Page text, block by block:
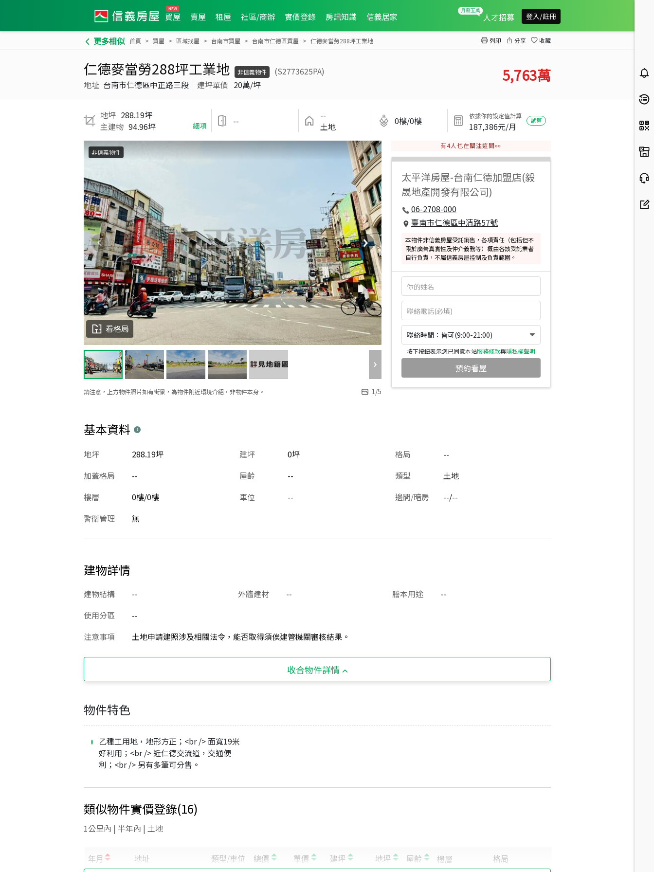
買屋 賣屋 租屋 社區/商辦 實價登錄 房訊知識 信義居家 人才招募 登入/註冊
更多相似 首頁 買屋 區域找屋 台南市買屋 台南市仁德區買屋 仁德麥當勞288坪工業地 列印 分享 收藏
仁德麥當勞288坪工業地 非信義物件
(S2773625PA)
地址 台南市仁德區中正路三段 建坪單價 20萬/坪 5,763萬
地坪 288.19坪
主建物 94.96坪 細項 --
--
土地
0樓/0樓 依據你的設定值計算
187,386元/月
試算
請注意，上方物件照片如有街景，為物件附近環境介紹，非物件本身。 1/5
看格局
非信義物件
有4人也在關注這間👀
太平洋房屋-台南仁德加盟店(毅
晟地產開發有限公司)
06-2708-000
臺南市仁德區中清路57號
本物件非信義房屋受託銷售，各項責任（包括但不
限於廣告真實性及仲介義務等）概由各該受託業者
自行負責，不屬信義房屋控制及負責範圍。
聯絡時間：皆可(9:00-21:00)
按下按鈕表示您已同意本站服務條款與隱私權聲明
預約看屋
基本資料
建坪 0坪
地坪 288.19坪 格局
--
加蓋格局
-- 屋齡 -- 類型
土地
樓層
0樓/0樓 車位 -- 邊間/暗房
--/--
警衛管理
無
建物詳情
建物結構 -- 外牆建材 -- 謄本用途
--
使用分區
--
注意事項
土地申請建照涉及相關法令，能否取得須俟建管機關審核結果。
收合物件詳情
物件特色
乙種工用地，地形方正；<br /> 面寬19米
好利用；<br /> 近仁德交流道，交通便
利；<br /> 另有多筆可分售。
類似物件實價登錄(16)
1公里內 | 半年內 | 土地